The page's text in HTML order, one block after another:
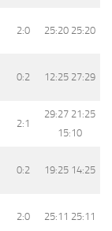
2:0 25:20 25:20
0:2 12:25 27:29
2:1
29:27 21:25
15:10
0:2 19:25 14:25
2:0 25:11 25:11